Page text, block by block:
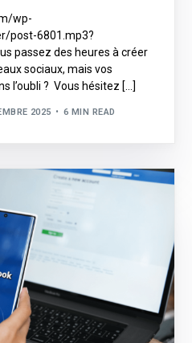
wp-
post-6801.mp3?
passez des heures à créer
sociaux, mais vos
l’oubli ? Vous hésitez […]
2025 6 MIN READ